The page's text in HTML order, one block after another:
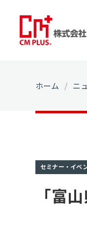
ホーム / ニ
セミナー・イベ
「富